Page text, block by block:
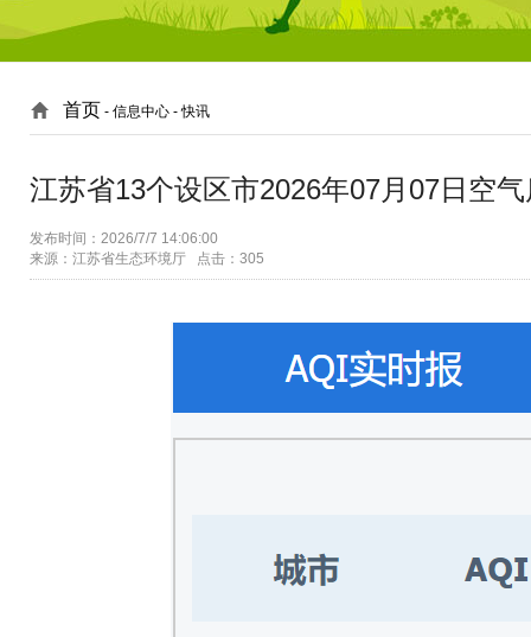
首页 - 信息中心 -快讯
江苏省13个设区市2026年07月07日空
发布时间：2026/7/7 14:06:00
来源：江苏省生态环境厅 点击：305